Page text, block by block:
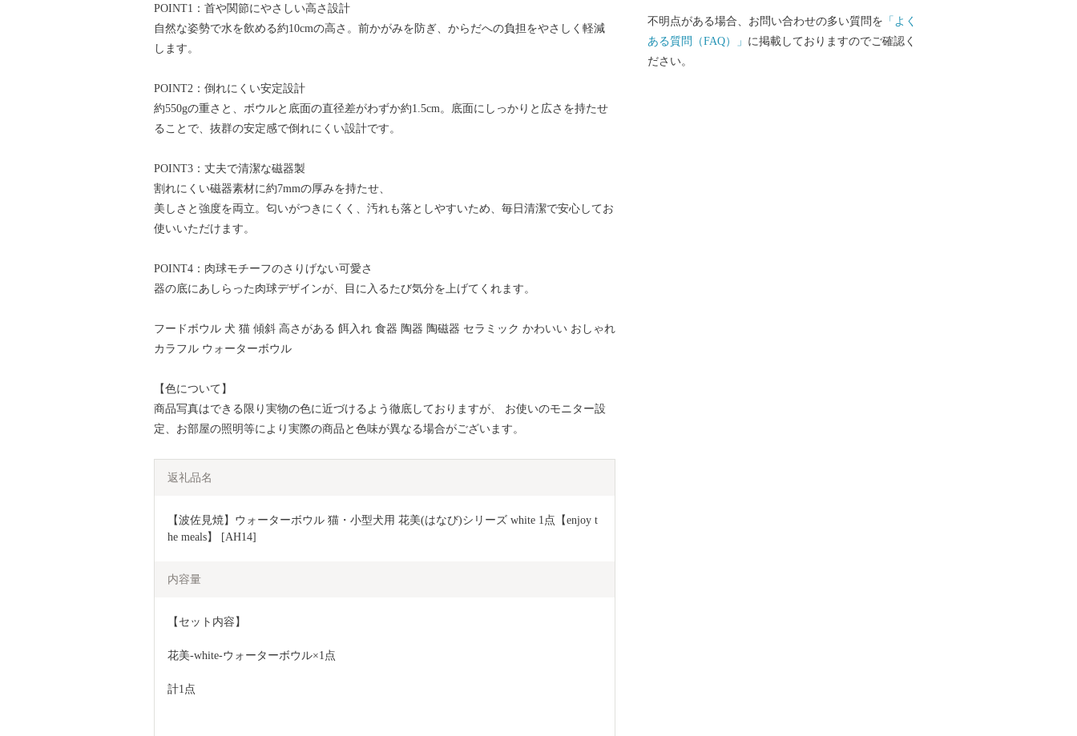
POINT1：首や関節にやさしい高さ設計
自然な姿勢で水を飲める約10cmの高さ。前かがみを防ぎ、からだへの負担をやさしく軽減
します。
POINT2：倒れにくい安定設計
約550gの重さと、ボウルと底面の直径差がわずか約1.5cm。底面にしっかりと広さを持たせ
ることで、抜群の安定感で倒れにくい設計です。
POINT3：丈夫で清潔な磁器製
割れにくい磁器素材に約7mmの厚みを持たせ、
美しさと強度を両立。匂いがつきにくく、汚れも落としやすいため、毎日清潔で安心してお
使いいただけます。
POINT4：肉球モチーフのさりげない可愛さ
器の底にあしらった肉球デザインが、目に入るたび気分を上げてくれます。
フードボウル 犬 猫 傾斜 高さがある 餌入れ 食器 陶器 陶磁器 セラミック かわいい おしゃれ
カラフル ウォーターボウル
【色について】
商品写真はできる限り実物の色に近づけるよう徹底しておりますが、 お使いのモニター設
定、お部屋の照明等により実際の商品と色味が異なる場合がございます。
返礼品名
【波佐見焼】ウォーターボウル 猫・小型犬用 花美(はなび)シリーズ white 1点【enjoy t
he meals】 [AH14]
内容量
【セット内容】
花美-white-ウォーターボウル×1点
計1点
は、ぜひ波佐見町へお立ち寄りください。
不明点がある場合、お問い合わせの多い質問を 「よく
ある質問（FAQ）」 に掲載しておりますのでご確認く
ださい。